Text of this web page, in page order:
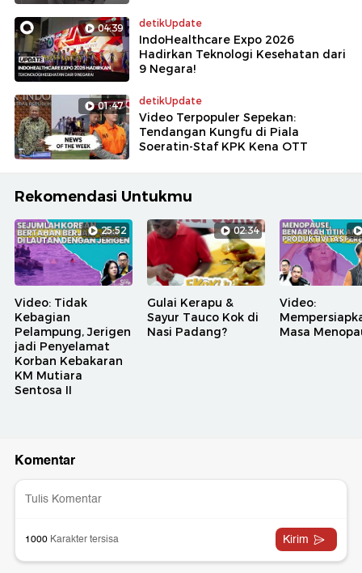
04:39 detikUpdate
IndoHealthcare Expo 2026
Hadirkan Teknologi Kesehatan dari
9 Negara!
01:47 detikUpdate
Video Terpopuler Sepekan:
Tendangan Kungfu di Piala
Soeratin-Staf KPK Kena OTT
Rekomendasi Untukmu
25:52
Video: Tidak
Kebagian
Pelampung, Jerigen
jadi Penyelamat
Korban Kebakaran
KM Mutiara
Sentosa II
02:34
Gulai Kerapu &
Sayur Tauco Kok di
Nasi Padang?
Video:
Masa